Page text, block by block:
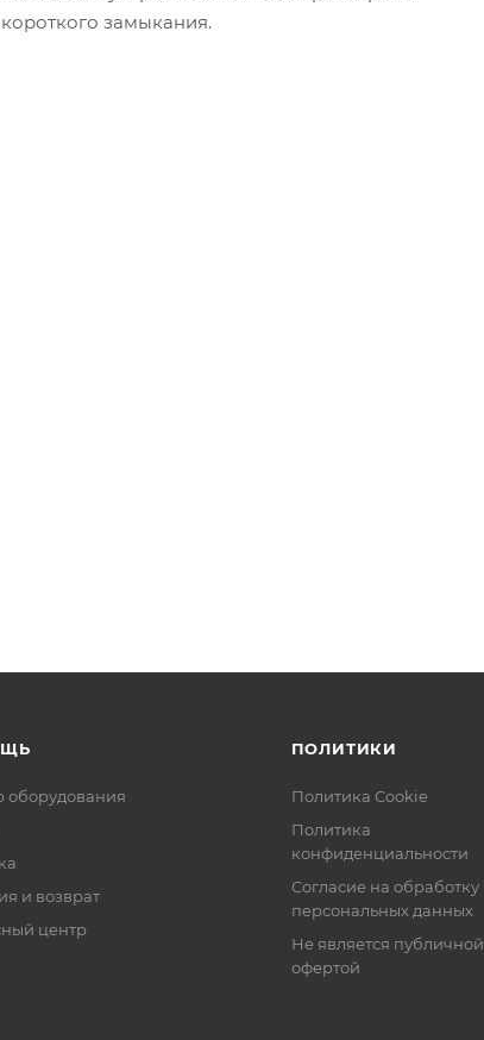
замыкания.
оборудования
и возврат
центр
ПОЛИТИКИ
Политика Cookie
Политика
конфиденциальности
Согласие на обработку
персональных данных
Не является публичной
офертой